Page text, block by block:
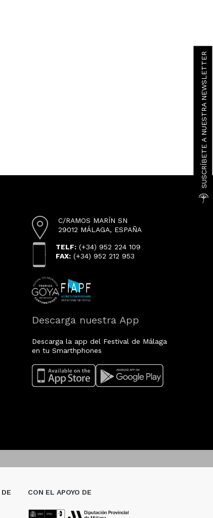
SUSCRÍBETE A NUESTRA NEWSLETTER
C/RAMOS MARÍN SN
29012 MÁLAGA, ESPAÑA
TELF:(+34) 952 224 109
FAX:(+34) 952 212 953
Descarga nuestra App
Descarga la app del Festival de Málaga
en tu Smarthphones
CON EL APOYO DE